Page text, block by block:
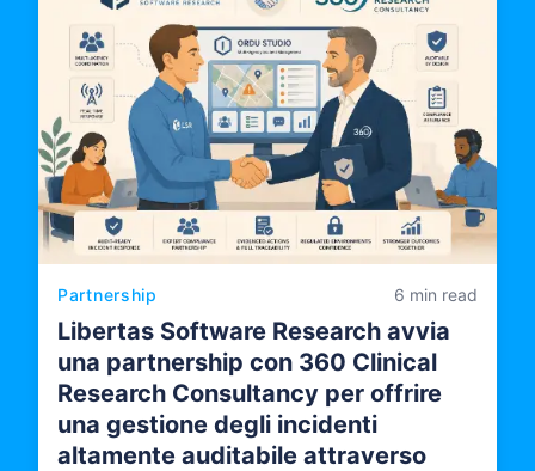
Partnership 6 min read
Libertas Software Research avvia
una partnership con 360 Clinical
Research Consultancy per offrire
una gestione degli incidenti
altamente auditabile attraverso